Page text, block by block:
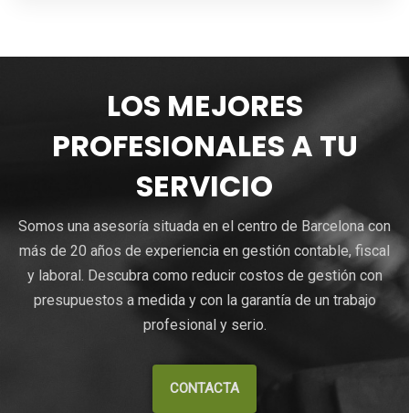
LOS MEJORES
PROFESIONALES A TU
SERVICIO
Somos una asesoría situada en el centro de Barcelona con
más de 20 años de experiencia en gestión contable, fiscal
y laboral. Descubra como reducir costos de gestión con
presupuestos a medida y con la garantía de un trabajo
profesional y serio.
CONTACTA